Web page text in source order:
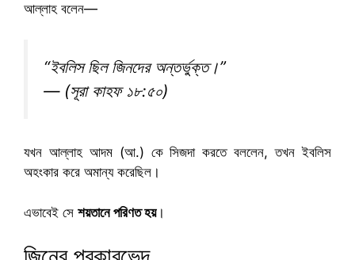
আল্লাহ বলেন—
“ইবলিস ছিল জিনদের অন্তর্ভুক্ত।”
— (সূরা কাহফ ১৮:৫০)
যখন আল্লাহ আদম (আ.) কে সিজদা করতে বললেন, তখন ইবলিস
অহংকার করে অমান্য করেছিল।
এভাবেই সে শয়তানে পরিণত হয়।